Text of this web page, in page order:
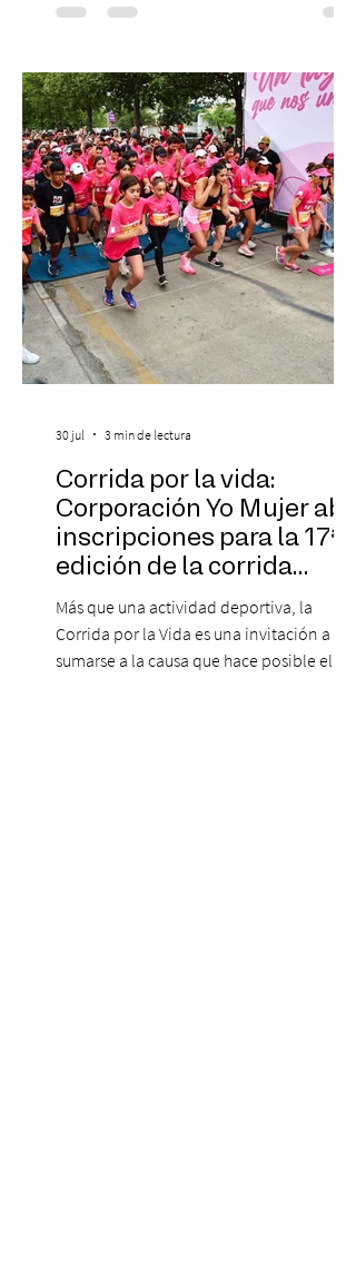
protagonizar una velada extraordinaria
Las Cuatro Estaciones de Antonio Vivaldi y
Las Cuatro Estaciones Porteñas de Astor
Piazzolla. Déja
Corrida por la vida:
Corporación Yo Mujer abre
inscripciones para la 17ª
edición de la corrida
solidaria
Más que una actividad deportiva, la
Corrida por la Vida es una invitación a
sumarse a la causa que hace posible el
30 jul 3 min de lectura